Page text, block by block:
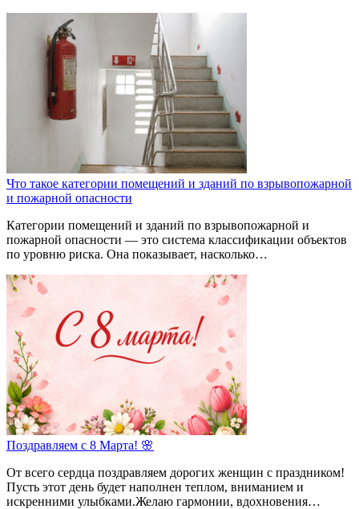
Что такое категории помещений и зданий по взрывопожарной
и пожарной опасности
Категории помещений и зданий по взрывопожарной и
пожарной опасности — это система классификации объектов
по уровню риска. Она показывает, насколько…
Поздравляем с 8 Марта! 🌸
От всего сердца поздравляем дорогих женщин с праздником!
Пусть этот день будет наполнен теплом, вниманием и
искренними улыбками.Желаю гармонии, вдохновения…